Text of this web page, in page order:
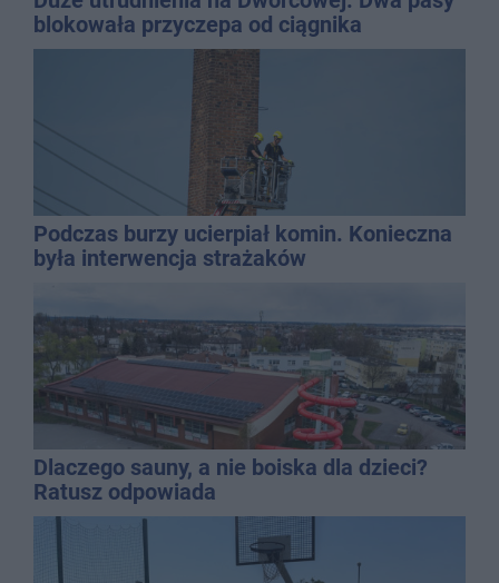
blokowała przyczepa od ciągnika
Podczas burzy ucierpiał komin. Konieczna
była interwencja strażaków
Dlaczego sauny, a nie boiska dla dzieci?
Ratusz odpowiada